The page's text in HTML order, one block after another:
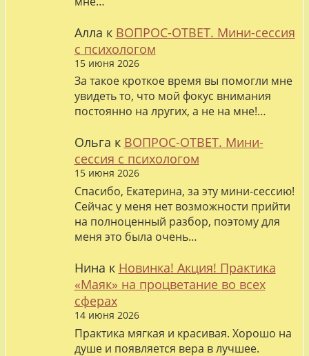
Алла к ВОПРОС-ОТВЕТ. Мини-сессия
с психологом
15 июня 2026
За такое кроткое время вы помогли мне
увидеть то, что мой фокус внимания
постоянно на лругих, а не на мне!…
Ольга к ВОПРОС-ОТВЕТ. Мини-
сессия с психологом
15 июня 2026
Спасибо, Екатерина, за эту мини-сессию!
Сейчас у меня нет возможности прийти
на полноценный разбор, поэтому для
меня это была очень…
Нина к Новинка! Акция! Практика
«Маяк» на процветание во всех
сферах
14 июня 2026
Практика мягкая и красивая. Хорошо на
душе и появляется вера в лучшее.